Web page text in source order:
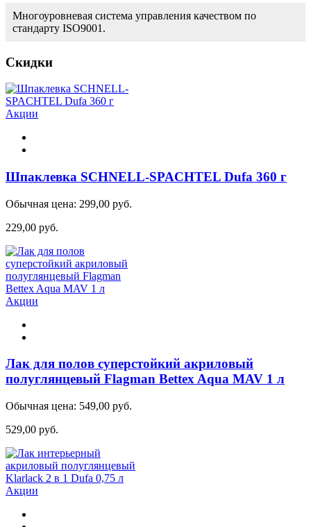
Многоуровневая система управления качеством по
стандарту ISO9001.
Скидки
Акции
Шпаклевка SCHNELL-SPACHTEL Dufa 360 г
Обычная цена: 299,00 руб.
229,00 руб.
Акции
Лак для полов суперстойкий акриловый
полуглянцевый Flagman Bettex Aqua MAV 1 л
Обычная цена: 549,00 руб.
529,00 руб.
Акции